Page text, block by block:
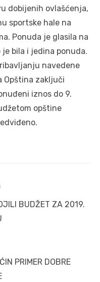
dobijenih ovlašćenja,
sportske hale na
Ponuda je glasila na
je bila i jedina ponuda.
navedene
Opština zaključi
iznos do 9.
opštine
BUDŽET ZA 2019.
PRIMER DOBRE